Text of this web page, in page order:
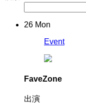
26 Mon
Event
FaveZone
出演